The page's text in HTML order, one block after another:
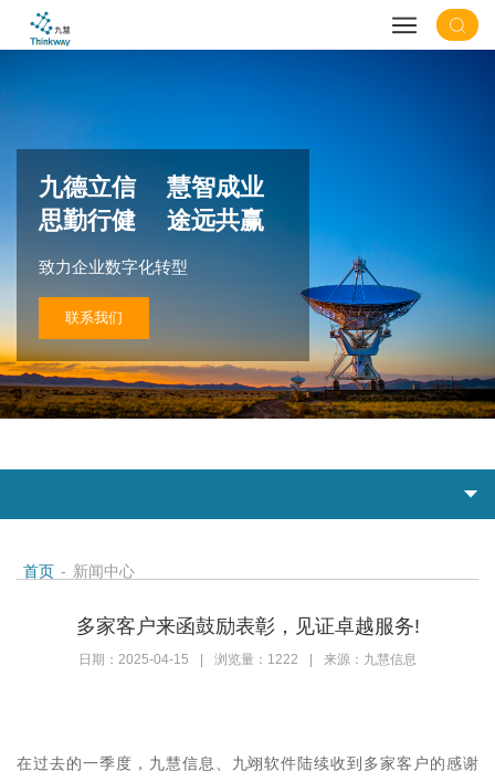
九德立信 慧智成业
思勤行健 途远共赢
致力企业数字化转型
联系我们
首页 - 新闻中心
多家客户来函鼓励表彰，见证卓越服务!
日期：2025-04-15 浏览量：1222 来源：九慧信息
在过去的一季度，九慧信息、九翊软件陆续收到多家客户的感谢